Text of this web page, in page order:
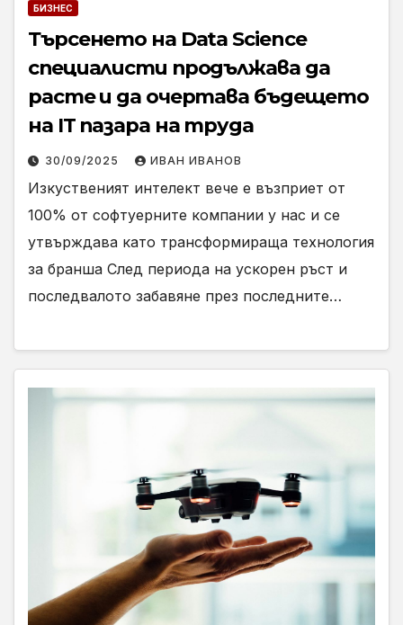
БИЗНЕС
Търсенето на Data Science
специалисти продължава да
расте и да очертава бъдещето
на IT пазара на труда
30/09/2025 ИВАН ИВАНОВ
Изкуственият интелект вече е възприет от
100% от софтуерните компании у нас и се
утвърждава като трансформираща технология
за бранша След периода на ускорен ръст и
последвалото забавяне през последните…